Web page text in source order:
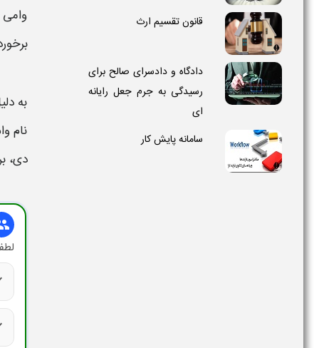
وامی
به
نام
دی،
قانون تقسیم ارث
دادگاه و دادسرای صالح برای
رسیدگی به جرم جعل رایانه
ای
سامانه پایش کار